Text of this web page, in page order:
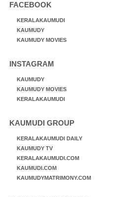
FACEBOOK
KERALAKAUMUDI
KAUMUDY
KAUMUDY MOVIES
INSTAGRAM
KAUMUDY
KAUMUDY MOVIES
KERALAKAUMUDI
KAUMUDI GROUP
KERALAKAUMUDI DAILY
KAUMUDY TV
KERALAKAUMUDI.COM
KAUMUDI.COM
KAUMUDYMATRIMONY.COM